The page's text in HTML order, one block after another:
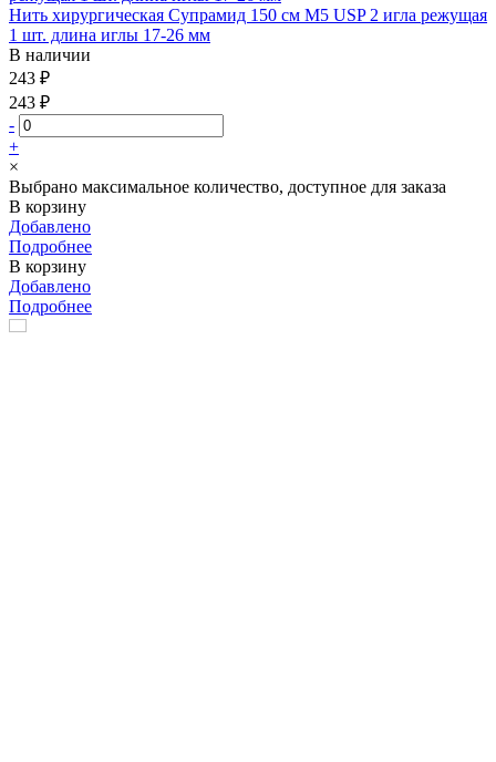
Нить хирургическая Супрамид 150 см М5 USP 2 игла режущая
1 шт. длина иглы 17-26 мм
В наличии
243 ₽
243 ₽
-
+
×
Выбрано максимальное количество, доступное для заказа
В корзину
Добавлено
Подробнее
В корзину
Добавлено
Подробнее